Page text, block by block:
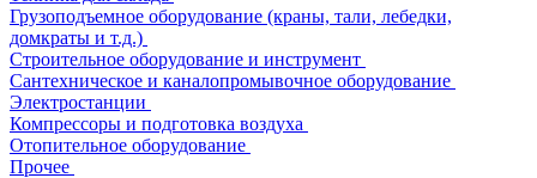
Грузоподъемное оборудование (краны, тали, лебедки,
домкраты и т.д.)
Строительное оборудование и инструмент
Сантехническое и каналопромывочное оборудование
Электростанции
Компрессоры и подготовка воздуха
Отопительное оборудование
Прочее